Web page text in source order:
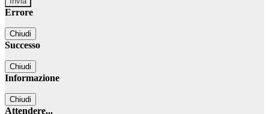
Errore
Chiudi
Successo
Chiudi
Informazione
Chiudi
Attendere...